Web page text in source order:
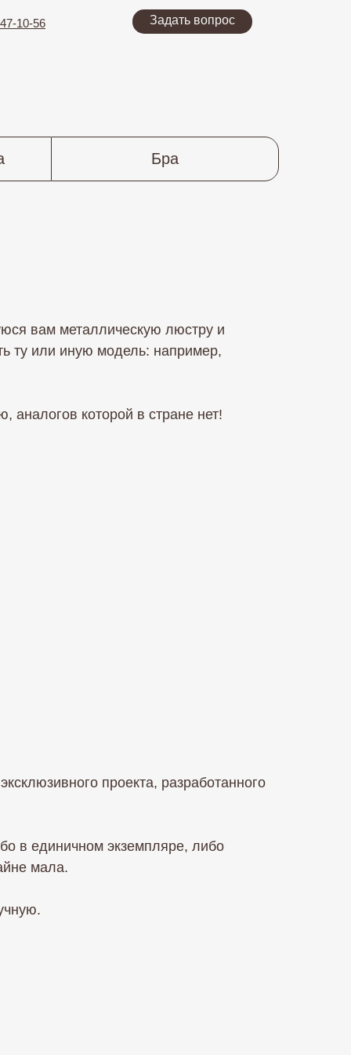
Задать вопрос
10-56
Бра
вам металлическую люстру и
ту или иную модель: например,
аналогов которой в стране нет!
проекта, разработанного
в единичном экземпляре, либо
мала.